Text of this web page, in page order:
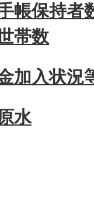
帳保持者
帯数
加入状況
水